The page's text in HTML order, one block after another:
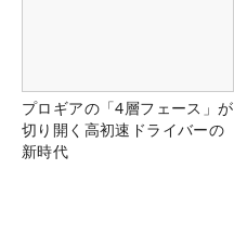
プロギアの「4層フェース」が
切り開く高初速ドライバーの
新時代